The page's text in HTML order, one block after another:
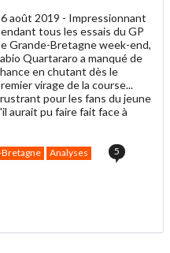
août 2019 - Impressionnant
tous les essais du GP
Grande-Bretagne week-end,
Quartararo a manqué de
en chutant dès le
virage de la course...
pour les fans du jeune
aurait pu faire fait face à
Bretagne Analyses 5